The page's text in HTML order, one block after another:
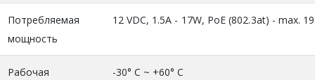
Потребляемая
мощность
12 VDC, 1.5A - 17W, PoE (802.3at) - max.
Рабочая
-30° C ~ +60° C